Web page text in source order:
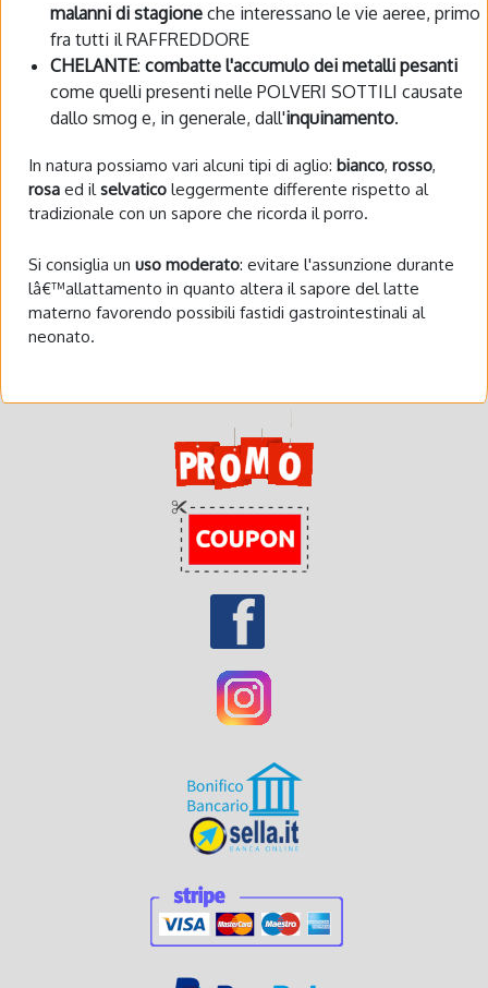
malanni di stagione che interessano le vie aeree, primo
fra tutti il RAFFREDDORE
CHELANTE: combatte l'accumulo dei metalli pesanti
come quelli presenti nelle POLVERI SOTTILI causate
dallo smog e, in generale, dall'inquinamento.
In natura possiamo vari alcuni tipi di aglio: bianco, rosso,
rosa ed ilselvatico leggermente differente rispetto al
tradizionale con un sapore che ricorda il porro.
Si consiglia un uso moderato: evitare l'assunzione durante
lâ€™allattamento in quanto altera il sapore del latte
materno favorendo possibili fastidi gastrointestinali al
neonato.